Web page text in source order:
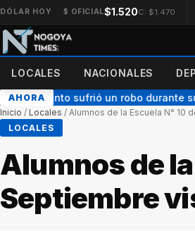
DÓLAR HOY $ OFICIAL$1.520C: $1.470
LOCALES NACIONALES
AHORA
Colapinto sufrió un robo durante
Inicio / Locales / Alumnos de la Escuela N° 10
LOCALES
Alumnos de
Septiembre